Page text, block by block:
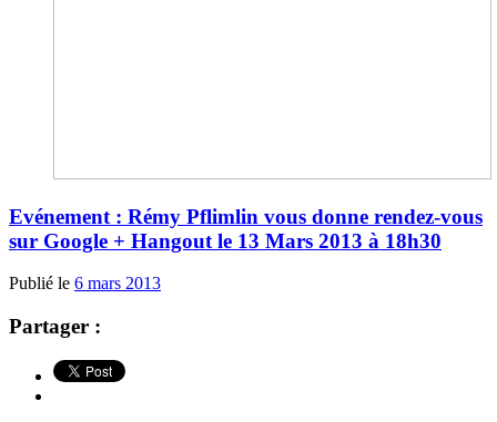
Evénement : Rémy Pflimlin vous donne rendez-vous
sur Google + Hangout le 13 Mars 2013 à 18h30
Publié le 6 mars 2013
Partager :